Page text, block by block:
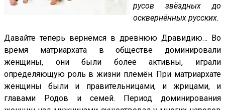
русов звёздных до
осквернённых русских.
Давайте теперь вернёмся в древнюю Дравидию… Во
время матриархата в обществе доминировали
женщины, они были более активны, играли
определяющую роль в жизни племён. При матриархате
женщины были и правительницами, и жрицами, и
главами Родов и семей. Период доминирования